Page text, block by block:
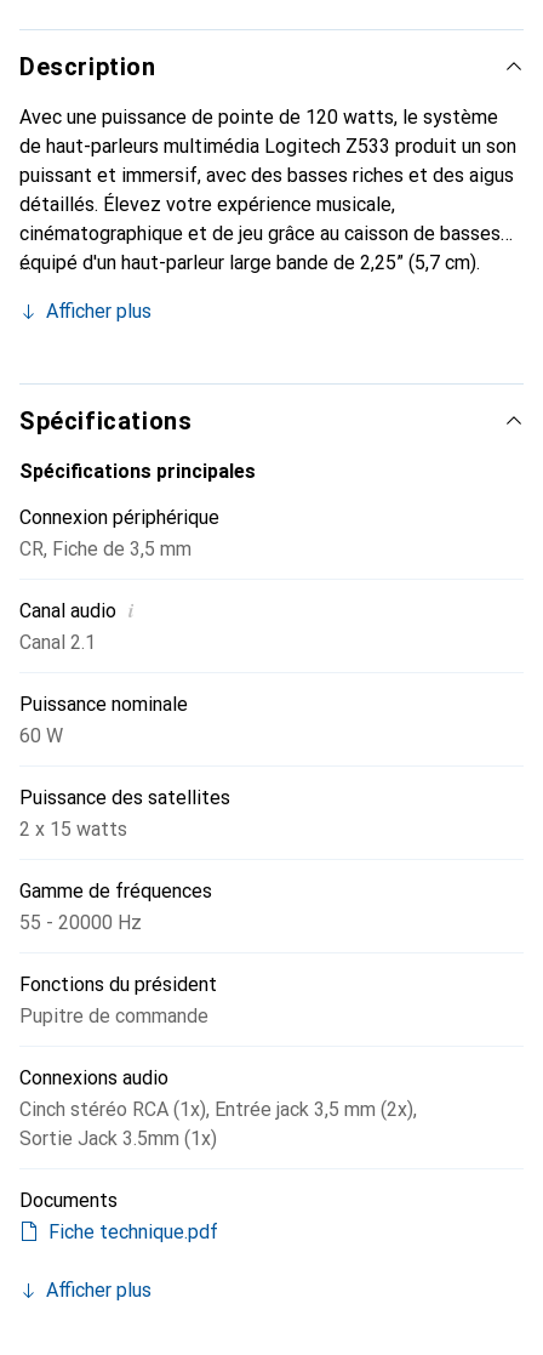
Description
Avec une puissance de pointe de 120 watts, le système
de haut-parleurs multimédia Logitech Z533 produit un son
puissant et immersif, avec des basses riches et des aigus
détaillés. Élevez votre expérience musicale,
cinématographique et de jeu grâce au caisson de basses
équipé d'un haut-parleur large bande de 2,25” (5,7 cm).
qui offre des commandes pour allumer l'appareil ainsi que
d'une prise casque et d'une entrée supplémentaire de 3,5
mm. Grâce à ses différentes options de connexion, sous
forme d'entrées 3,5 mm et RCA, vous pouvez facilement
brancher presque n'importe quel appareil doté d'une sortie
télévision.
Afficher plus
Spécifications
Spécifications principales
Connexion périphérique
CR, Fiche de 3,5 mm
Canal audio i
Canal 2.1
Puissance nominale
60 W
Puissance des satellites
2 x 15 watts
Gamme de fréquences
55 - 20000 Hz
Fonctions du président
Pupitre de commande
Connexions audio
Cinch stéréo RCA (1x), Entrée jack 3,5 mm (2x),
Sortie Jack 3.5mm (1x)
Documents
Fiche technique.pdf
Afficher plus